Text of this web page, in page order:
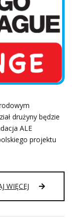
drużyny będzie
ALE
projektu
WIĘCEJ FIRST
CHALLANGE